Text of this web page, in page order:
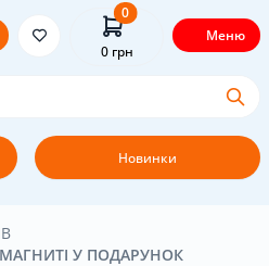
Новинки
0
0грн
Меню
У ПОДАРУНОК